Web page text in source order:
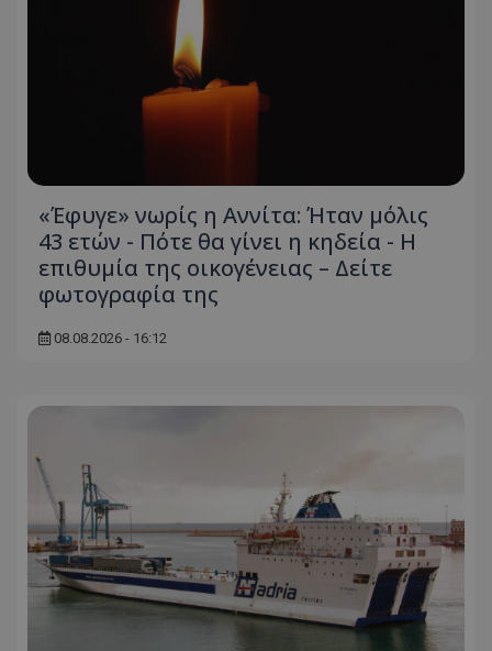
«Έφυγε» νωρίς η Αννίτα: Ήταν μόλις
43 ετών - Πότε θα γίνει η κηδεία - Η
επιθυμία της οικογένειας – Δείτε
φωτογραφία της
08.08.2026 - 16:12